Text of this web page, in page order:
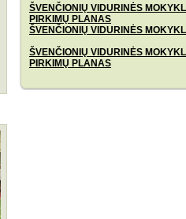
ŠVENČIONIŲ VIDURINĖS
PIRKIMŲ PLANAS
ŠVENČIONIŲ VIDURINĖS
ŠVENČIONIŲ VIDURINĖS
PIRKIMŲ PLANAS